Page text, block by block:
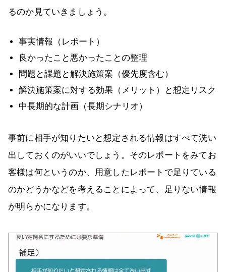
るのか見ていきましょう。
事実情報（レポート）
良かったこと悪かったことの整理
問題と課題と解決施策案（優先度含む）
解決施策案に対する効果（メリット）と想定リスク
中長期的な計画（長期シナリオ）
事前に相手が知りたいと想定される情報はすべて洗い
出しておくのがいいでしょう。そのレポートをみてお
客様は何というのか、用意したレポートで足りている
のかどうかなどを考えることによって、足りない情報
が明らかになります。